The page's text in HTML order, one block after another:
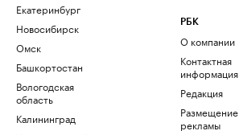
Екатеринбург
Новосибирск
Омск
Башкортостан
Вологодская
область
Калининград
РБК
О компании
Контактная
информация
Редакция
Размещение
рекламы